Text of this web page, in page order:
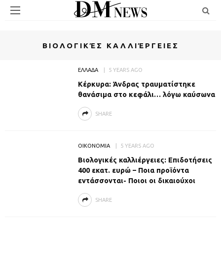
BΙΟΛΟΓΙΚΈΣ ΚΑΛΛΙΈΡΓΕΙΕΣ
ΕΛΛΑΔΑ 5 YEARS AGO
Κέρκυρα: Άνδρας τραυματίστηκε
θανάσιμα στο κεφάλι… λόγω καύσωνα
SHARE
ΟΙΚΟΝΟΜΙΑ 5 YEARS AGO
Bιολογικές καλλιέργειες: Επιδοτήσεις
400 εκατ. ευρώ – Ποια προϊόντα
εντάσσονται- Ποιοι οι δικαιούχοι
SHARE